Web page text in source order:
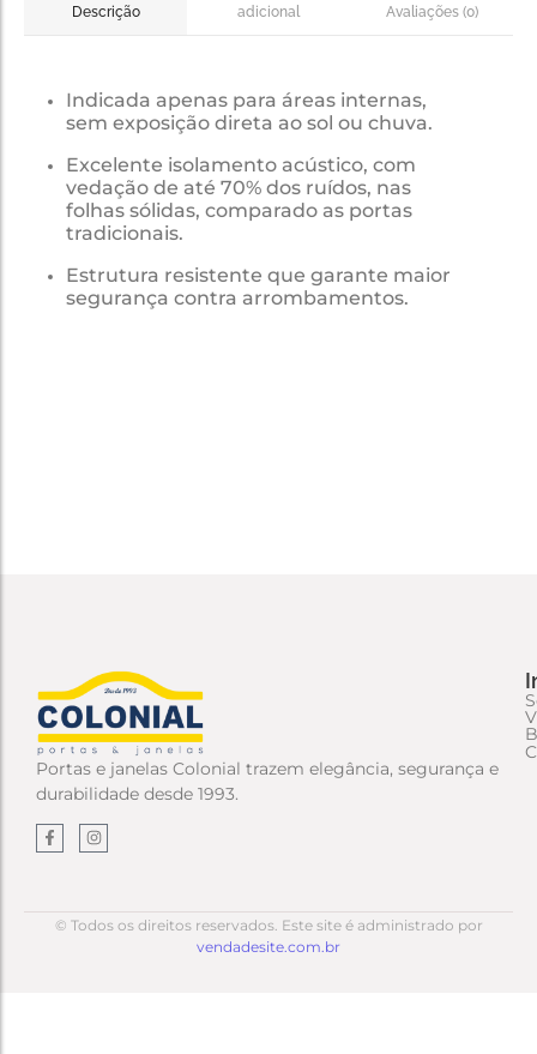
Descrição
adicional
Avaliações (0)
Indicada apenas para áreas internas,
sem exposição direta ao sol ou chuva.
Excelente isolamento acústico, com
vedação de até 70% dos ruídos, nas
folhas sólidas, comparado as portas
tradicionais.
Estrutura resistente que garante maior
segurança contra arrombamentos.
Portas e janelas Colonial trazem elegância, segurança e
durabilidade desde 1993.
© Todos os direitos reservados. Este site é administrado por
vendadesite.com.br